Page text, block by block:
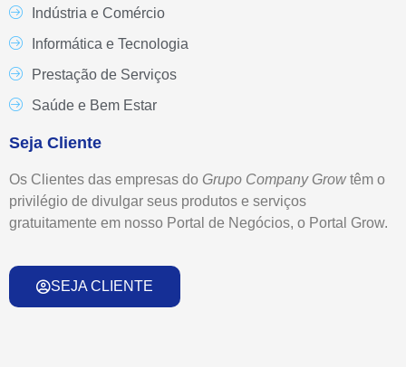
Indústria e Comércio
Informática e Tecnologia
Prestação de Serviços
Saúde e Bem Estar
Seja Cliente
Os Clientes das empresas do Grupo Company Growtêm o
privilégio de divulgar seus produtos e serviços
gratuitamente em nosso Portal de Negócios, o Portal Grow.
SEJA CLIENTE